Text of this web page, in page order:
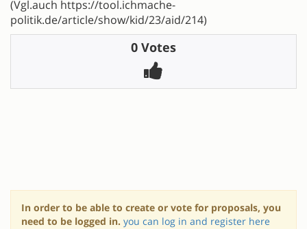
(Vgl.auch https://tool.ichmache-
politik.de/article/show/kid/23/aid/214)
0 Votes
In order to be able to create or vote for proposals, you
need to be logged in. you can log in and register here